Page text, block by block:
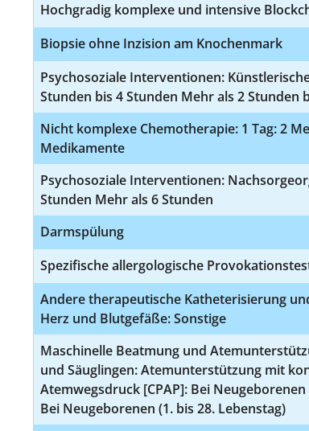
Hochgradig komplexe und intensive
Biopsie ohne Inzision am Knochenmark
Psychosoziale Interventionen:
Stunden bis 4 Stunden Mehr als 2 Stunden
Nicht komplexe Chemotherapie: 1 Tag: 2
Medikamente
Psychosoziale Interventionen:
Stunden Mehr als 6 Stunden
Darmspülung
Spezifische allergologische
Andere therapeutische Katheterisierung
Herz und Blutgefäße: Sonstige
Maschinelle Beatmung und
und Säuglingen: Atemunterstützung mit
Atemwegsdruck [CPAP]: Bei Neugeborenen
Bei Neugeborenen (1. bis 28. Lebenstag)